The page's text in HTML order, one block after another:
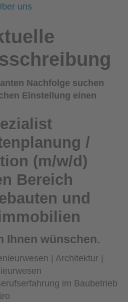
uns
Nachfolge suchen
Einstellung einen
/
(m/w/d)
Bereich
und
Ihnen wünschen.
| Architektur |
im Baubetrieb